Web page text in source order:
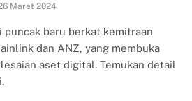
Maret 2024
puncak baru berkat kemitraan
dan ANZ, yang membuka
aset digital. Temukan detail